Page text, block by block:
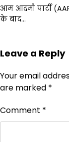
आम आदमी पार्टी
के बाद…
Leave a Reply
Your email
are marked *
Comment *